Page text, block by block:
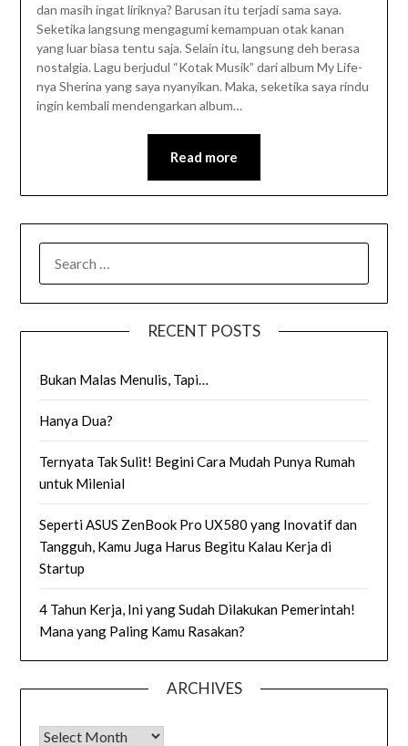
dan masih ingat liriknya? Barusan itu terjadi sama saya.
Seketika langsung mengagumi kemampuan otak kanan
yang luar biasa tentu saja. Selain itu, langsung deh berasa
nostalgia. Lagu berjudul “Kotak Musik” dari album My Life-
nya Sherina yang saya nyanyikan. Maka, seketika saya rindu
ingin kembali mendengarkan album…
Read more
FOR:
RECENT POSTS
Bukan Malas Menulis, Tapi…
Hanya Dua?
Ternyata Tak Sulit! Begini Cara Mudah Punya Rumah
untuk Milenial
Seperti ASUS ZenBook Pro UX580 yang Inovatif dan
Tangguh, Kamu Juga Harus Begitu Kalau Kerja di
Startup
4 Tahun Kerja, Ini yang Sudah Dilakukan Pemerintah!
Mana yang Paling Kamu Rasakan?
ARCHIVES
Archives